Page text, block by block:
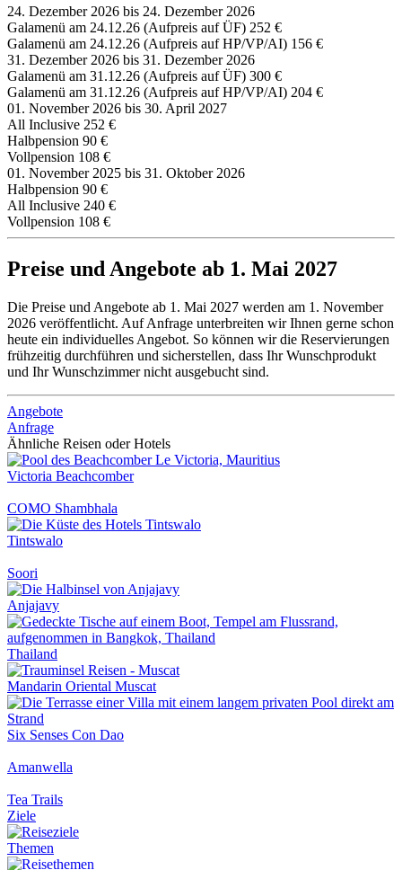
24. Dezember 2026 bis 24. Dezember 2026
Galamenü am 24.12.26 (Aufpreis auf ÜF) 252 €
Galamenü am 24.12.26 (Aufpreis auf HP/VP/AI) 156 €
31. Dezember 2026 bis 31. Dezember 2026
Galamenü am 31.12.26 (Aufpreis auf ÜF) 300 €
Galamenü am 31.12.26 (Aufpreis auf HP/VP/AI) 204 €
01. November 2026 bis 30. April 2027
All Inclusive 252 €
Halbpension 90 €
Vollpension 108 €
01. November 2025 bis 31. Oktober 2026
Halbpension 90 €
All Inclusive 240 €
Vollpension 108 €
Preise und Angebote ab 1. Mai 2027
Die Preise und Angebote ab 1. Mai 2027 werden am 1. November
2026 veröffentlicht. Auf Anfrage unterbreiten wir Ihnen gerne schon
heute ein individuelles Angebot. So können wir die Reservierungen
frühzeitig durchführen und sicherstellen, dass Ihr Wunschprodukt
und Ihr Wunschzimmer nicht ausgebucht sind.
Angebote
Anfrage
Ähnliche Reisen oder Hotels
Victoria Beachcomber
COMO Shambhala
Tintswalo
Soori
Anjajavy
Thailand
Mandarin Oriental Muscat
Six Senses Con Dao
Amanwella
Tea Trails
Ziele
Themen